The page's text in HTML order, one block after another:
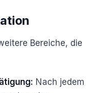
Bereiche, die
Nach jedem